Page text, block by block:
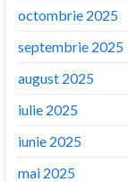
octombrie 2025
septembrie 2025
august 2025
iulie 2025
iunie 2025
mai 2025